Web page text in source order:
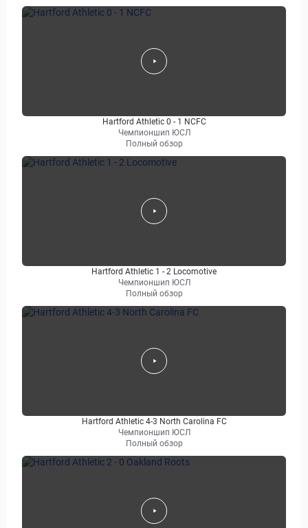
Hartford Athletic 0 - 1 NCFC
Чемпионшип ЮСЛ
Полный обзор
Hartford Athletic 1 - 2 Locomotive
Чемпионшип ЮСЛ
Полный обзор
Hartford Athletic 4-3 North Carolina FC
Чемпионшип ЮСЛ
Полный обзор